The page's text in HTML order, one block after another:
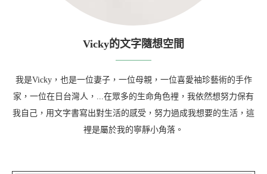
Vicky的文字隨想空間
我是Vicky，也是一位妻子，一位母親，一位喜愛袖珍藝術的手作
家，一位在日台灣人，...在眾多的生命角色裡，我依然想努力保有
我自己，用文字書寫出對生活的感受，努力過成我想要的生活，這
裡是屬於我的寧靜小角落。